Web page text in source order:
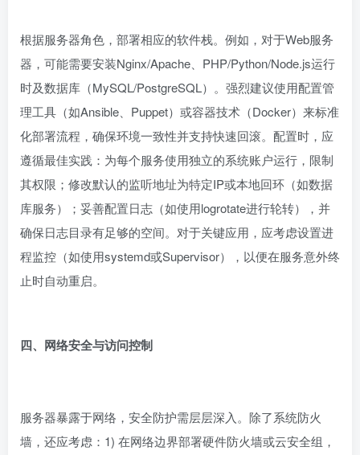
根据服务器角色，部署相应的软件栈。例如，对于Web服务
器，可能需要安装Nginx/Apache、PHP/Python/Node.js运行
时及数据库（MySQL/PostgreSQL）。强烈建议使用配置管
理工具（如Ansible、Puppet）或容器技术（Docker）来标准
化部署流程，确保环境一致性并支持快速回滚。配置时，应
遵循最佳实践：为每个服务使用独立的系统账户运行，限制
其权限；修改默认的监听地址为特定IP或本地回环（如数据
库服务）；妥善配置日志（如使用logrotate进行轮转），并
确保日志目录有足够的空间。对于关键应用，应考虑设置进
程监控（如使用systemd或Supervisor），以便在服务意外终
止时自动重启。
四、网络安全与访问控制
服务器暴露于网络，安全防护需层层深入。除了系统防火
墙，还应考虑：1) 在网络边界部署硬件防火墙或云安全组，